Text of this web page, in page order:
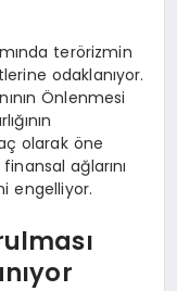
terörizmin
odaklanıyor.
Önlenmesi
olarak öne
ağlarını
engelliyor.